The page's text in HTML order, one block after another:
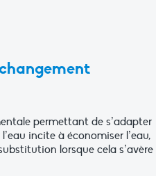
permettant de s’adapter
incite à économiser l’eau,
lorsque cela s’avère